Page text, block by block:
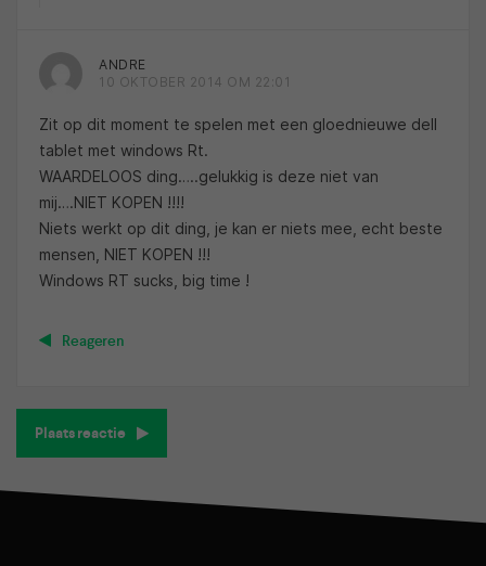
ANDRE
10 OKTOBER 2014 OM 22:01
Zit op dit moment te spelen met een gloednieuwe dell
tablet met windows Rt.
WAARDELOOS ding…..gelukkig is deze niet van
mij….NIET KOPEN !!!!
Niets werkt op dit ding, je kan er niets mee, echt beste
mensen, NIET KOPEN !!!
Windows RT sucks, big time !
Reageren
Plaats reactie